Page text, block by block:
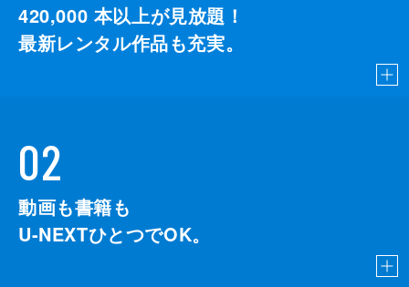
420,000 本以上が見放題！
最新レンタル作品も充実。
02
動画も書籍も
U-NEXTひとつでOK。